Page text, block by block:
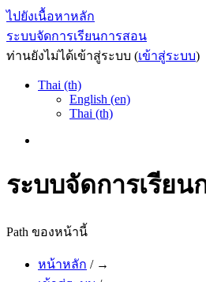
ไปยังเนื้อหาหลัก
ระบบจัดการเรียนการสอน
ท่านยังไม่ได้เข้าสู่ระบบ (เข้าสู่ระบบ)
Thai (th)
English (en)
Thai (th)
ระบบจัดการเรียน
Path ของหน้านี้
หน้าหลัก / →